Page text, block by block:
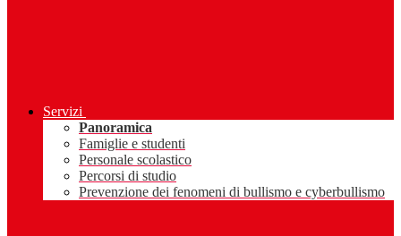
Servizi
Panoramica
Famiglie e studenti
Personale scolastico
Percorsi di studio
Prevenzione dei fenomeni di bullismo e cyberbullismo